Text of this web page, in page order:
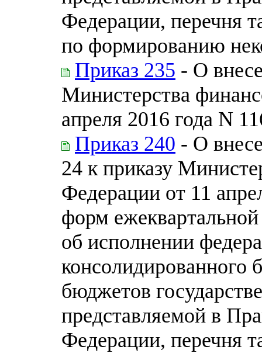
Федерации, перечня
по формированию
Приказ 235 - О
Министерства
апреля 2016 года N
Приказ 240 - О
24 к приказу
Федерации от 11
форм
об исполнении
консолидированного
бюджетов
представляемой в
Федерации, перечня